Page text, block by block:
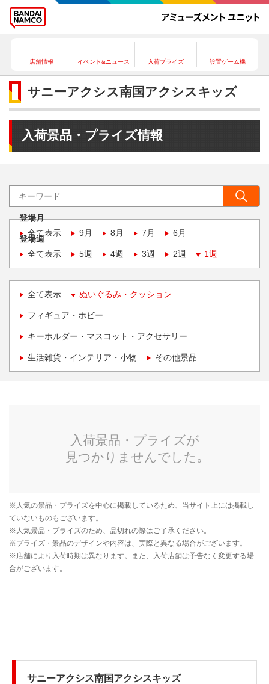
店舗情報 イベント&ニュース 入荷プライズ 設置ゲーム機
サニーアクシス南国アクシスキッズ
入荷景品・プライズ情報
登場月
全て表示
9月 8月 7月 6月
登場週
全て表示
5週 4週 3週 2週 1週
全て表示 ぬいぐるみ・クッション
フィギュア・ホビー
キーホルダー・マスコット・アクセサリー
生活雑貨・インテリア・小物 その他景品
サニーアクシス南国アクシスキッズ